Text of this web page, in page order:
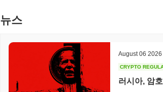
일관되게 이루어지고 있으며, 지속적인 개선과 기
BankCoin은 누구를 위해 설계되었나요?
BankCoin은 주로 금융 거래 및 서비스를 위해 블
은 분산형 금융에서 혁신적인 솔루션을 찾는 DeFi
다. 이 코인은 안전하고 효율적인 암호화폐 솔루션
뉴스
August 06 2026
CRYPTO
러시아, 암